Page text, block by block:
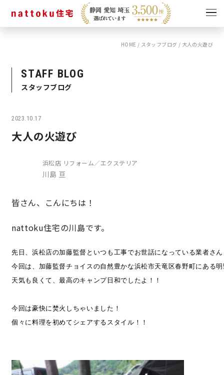
キャンペーン
ショールーム
スタッフブログ
営業時間／10:00～20:00 定休日／年末年始
タップで電話をかける
来店・見学予約
HOME / スタッフブログ / 大人の火遊び
STAFF BLOG
スタッフブログ
2023.10.17
大人の火遊び
浜松店 リフォーム／エクステリア
川島 亘
皆さん、こんにちは！
nattoku住宅の川島です。
先日、浜松店の加藤監督といつも工事でお世話になっている業者さ
今回は、加藤監督チョイスの自然豊かな浜松市天竜区春野町にある
天気も良くて、最高のキャンプ日和でしたよ！！
今回は豪快に焚火しちゃいました！
個々に料理を初めてシェアするスタイル！！